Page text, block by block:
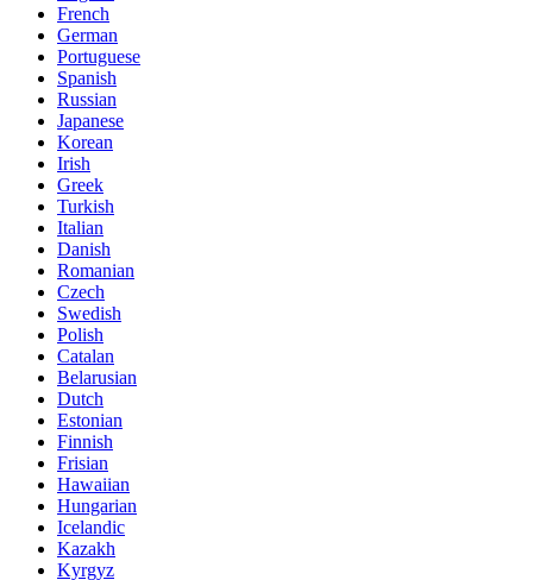
French
German
Portuguese
Spanish
Russian
Japanese
Korean
Irish
Greek
Turkish
Italian
Danish
Romanian
Czech
Swedish
Polish
Catalan
Belarusian
Dutch
Estonian
Finnish
Frisian
Hawaiian
Hungarian
Icelandic
Kazakh
Kyrgyz